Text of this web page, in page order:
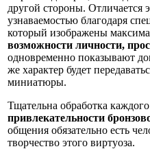
другой стороны. Отличается
узнаваемостью благодаря
который изображены
возможности личности,
одновременно показывают
же характер будет
миниатюры.
Тщательна обработка
привлекательности
общения обязательно есть
творчество этого виртуоза.